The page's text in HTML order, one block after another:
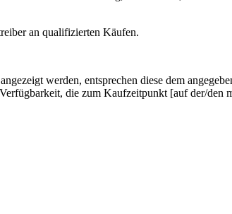
an qualifizierten Käufen.
werden, entsprechen diese dem
die zum Kaufzeitpunkt [auf der/den